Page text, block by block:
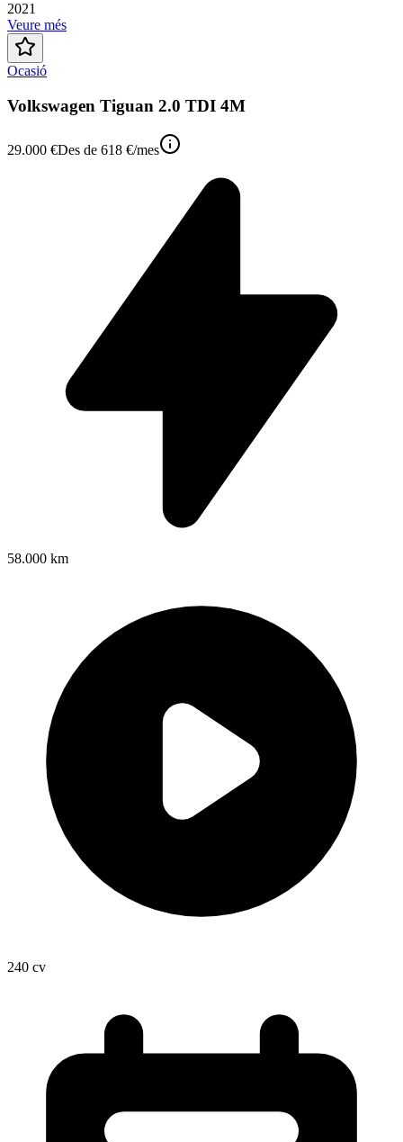
2021
Veure més
Ocasió
Volkswagen Tiguan 2.0 TDI 4M
29.000 €Des de 618 €/mes
58.000 km
240 cv